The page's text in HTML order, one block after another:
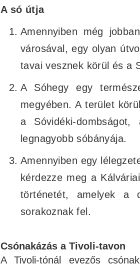
A só útja
Amennyiben még
városával, egy olyan
tavai vesznek körül és a
A Sóhegy egy
megyében. A terület
a Sóvidéki-
legnagyobb sóbányája.
Amennyiben egy
kérdezze meg a
történetét, amelyek a
sorakoznak fel.
Csónakázás a Tivoli-tavon
A Tivoli-tónál evezős